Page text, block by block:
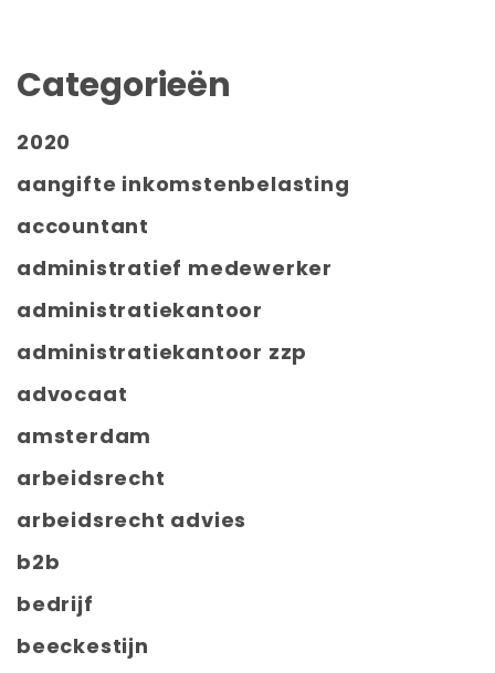
Categorieën
2020
aangifte inkomstenbelasting
accountant
administratief medewerker
administratiekantoor
administratiekantoor zzp
advocaat
amsterdam
arbeidsrecht
arbeidsrecht advies
b2b
bedrijf
beeckestijn